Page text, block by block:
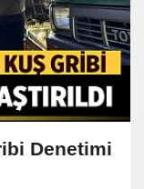
Denetimi